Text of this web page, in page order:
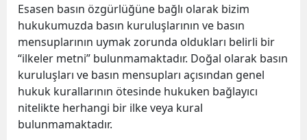
Esasen basın özgürlüğüne bağlı olarak bizim
hukukumuzda basın kuruluşlarının ve basın
mensuplarının uymak zorunda oldukları belirli bir
“ilkeler metni” bulunmamaktadır. Doğal olarak basın
kuruluşları ve basın mensupları açısından genel
hukuk kurallarının ötesinde hukuken bağlayıcı
nitelikte herhangi bir ilke veya kural
bulunmamaktadır.